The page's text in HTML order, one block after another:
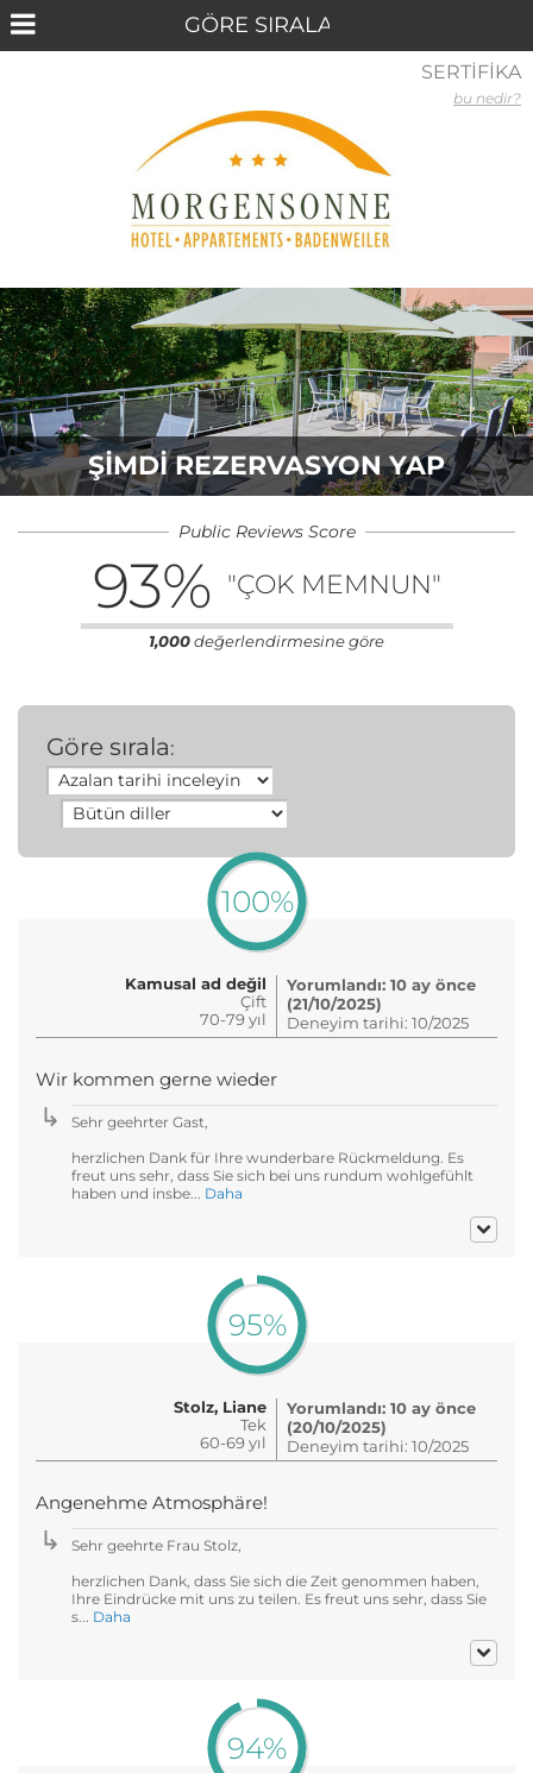
ŞIMDI REZERVASYON YAP
Public Reviews Score
93% "ÇOK MEMNUN"
1,000değerlendirmesine göre
Göre sırala:
100%
Kamusal ad değil
Çift
70-79 yıl
Yorumlandı: 10 ay önce
(21/10/2025)
Deneyim tarihi: 10/2025
Wir kommen gerne wieder
Sehr geehrter Gast,
herzlichen Dank für Ihre wunderbare Rückmeldung. Es
freut uns sehr, dass Sie sich bei uns rundum wohlgefühlt
haben und insbe... Daha
95%
Stolz, Liane
Tek
60-69 yıl
Yorumlandı: 10 ay önce
(20/10/2025)
Deneyim tarihi: 10/2025
Angenehme Atmosphäre!
Sehr geehrte Frau Stolz,
herzlichen Dank, dass Sie sich die Zeit genommen haben,
Ihre Eindrücke mit uns zu teilen. Es freut uns sehr, dass Sie
s... Daha
94%
SERTİFİKA
bu nedir?